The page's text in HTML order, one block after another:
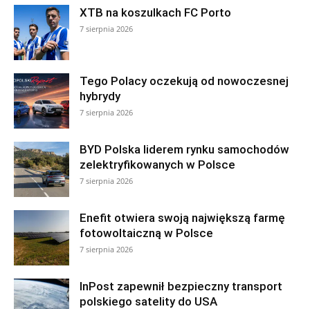
XTB na koszulkach FC Porto
7 sierpnia 2026
Tego Polacy oczekują od nowoczesnej
hybrydy
7 sierpnia 2026
BYD Polska liderem rynku samochodów
zelektryfikowanych w Polsce
7 sierpnia 2026
Enefit otwiera swoją największą farmę
fotowoltaiczną w Polsce
7 sierpnia 2026
InPost zapewnił bezpieczny transport
polskiego satelity do USA